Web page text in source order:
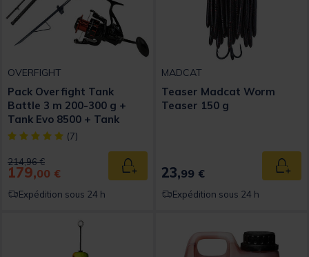
OVERFIGHT
Pack Overfight Tank
Battle 3 m 200-300 g +
Tank Evo 8500 + Tank
Bankstick Tank Allround
[object Object] out of 5 Customer Rating
(7)
Price reduced from
214,96 €to
179,00 € Ajouter au panier
Expédition sous 24 h
MADCAT
Teaser Madcat Worm
Teaser 150 g
23,99 €
Expédition sous 24 h